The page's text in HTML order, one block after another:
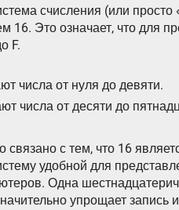
счисления (или
16. Это означает, что для
F.
числа от нуля до девяти.
числа от десяти до
с тем, что 16
удобной для
Одна
упрощает запись